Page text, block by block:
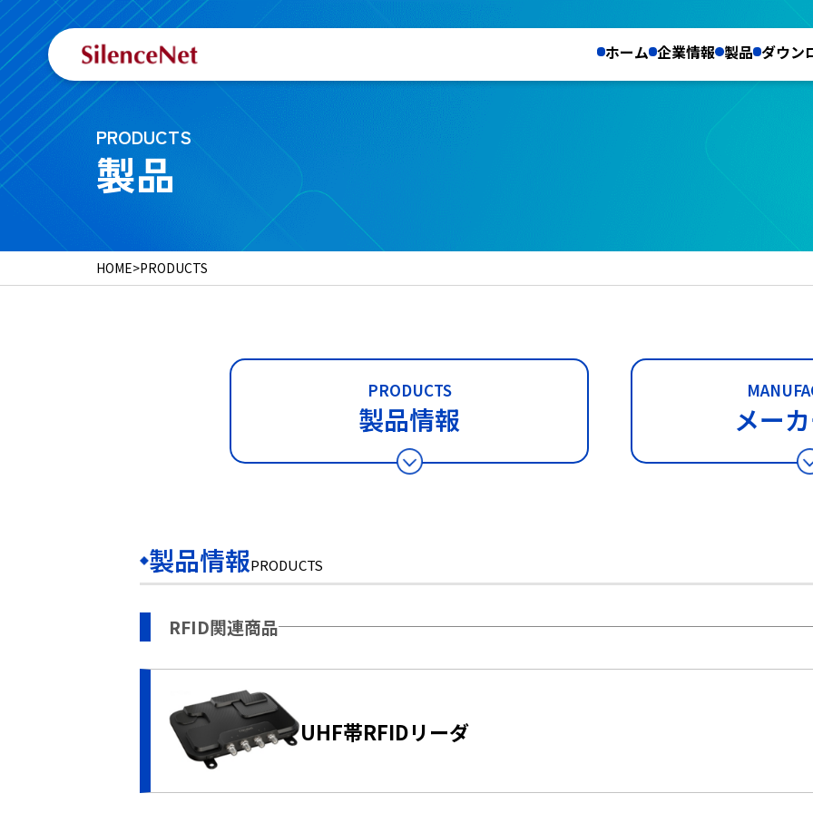
ホーム 企業情報 製品 ダウン
PRODUCTS
製品
HOME>PRODUCTS
PRODUCTS
製品情報 メー
製品情報PRODUCTS
RFID関連商品
UHF帯RFIDリーダ